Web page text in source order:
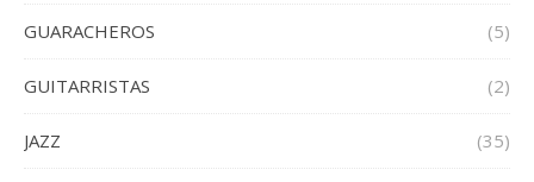
GUARACHEROS (5)
GUITARRISTAS (2)
JAZZ (35)